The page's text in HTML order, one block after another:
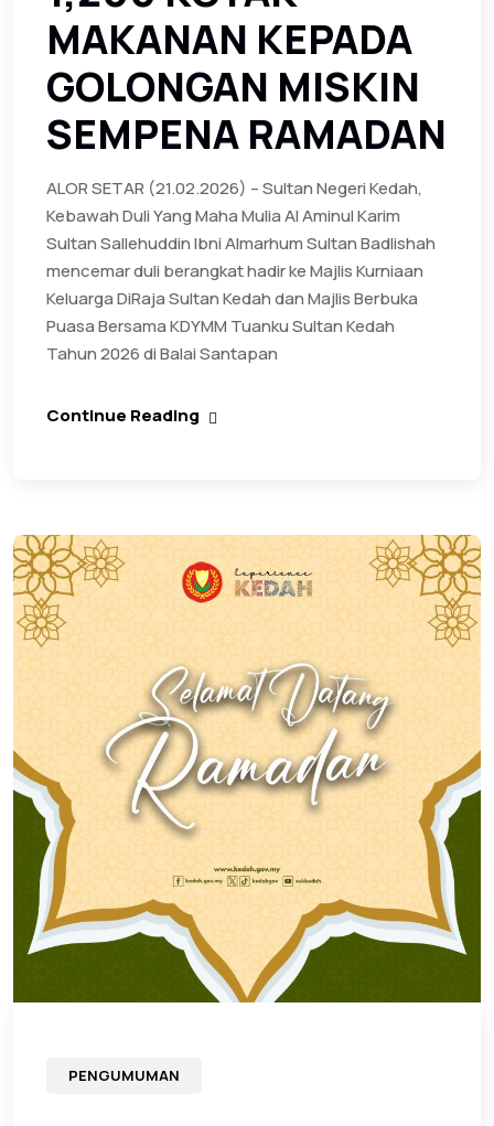
MAKANAN KEPADA
GOLONGAN MISKIN
SEMPENA RAMADAN
ALOR SETAR (21.02.2026) – Sultan Negeri Kedah,
Kebawah Duli Yang Maha Mulia Al Aminul Karim
Sultan Sallehuddin Ibni Almarhum Sultan Badlishah
mencemar duli berangkat hadir ke Majlis Kurniaan
Keluarga DiRaja Sultan Kedah dan Majlis Berbuka
Puasa Bersama KDYMM Tuanku Sultan Kedah
Tahun 2026 di Balai Santapan
Continue Reading
PENGUMUMAN